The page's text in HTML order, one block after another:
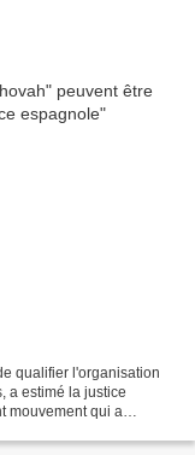
qualifier l'organisation
a estimé la justice
mouvement qui a